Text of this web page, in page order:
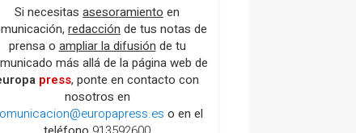
Si necesitas asesoramiento en
redacción de tus notas de
prensa o ampliar la difusión de tu
más allá de la página web de
press, ponte en contacto con
nosotros en
o en el